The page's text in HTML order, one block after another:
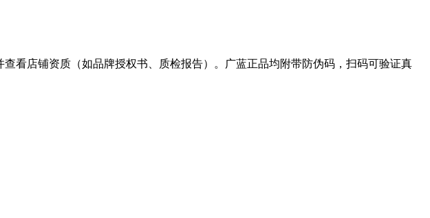
看店铺资质（如品牌授权书、质检报告）。广蓝正品均附带防伪码，扫码可验证真